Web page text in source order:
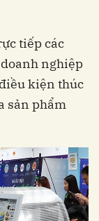
tiếp các
nghiệp
kiện thúc
sản phẩm